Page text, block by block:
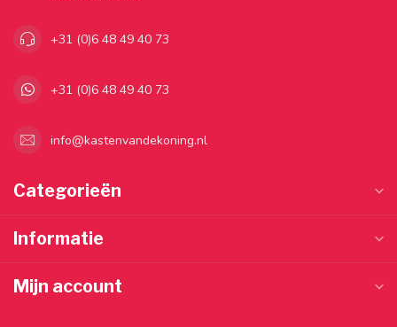
+31 (0)6 48 49 40 73
+31 (0)6 48 49 40 73
info@kastenvandekoning.nl
Categorieën
Informatie
Mijn account